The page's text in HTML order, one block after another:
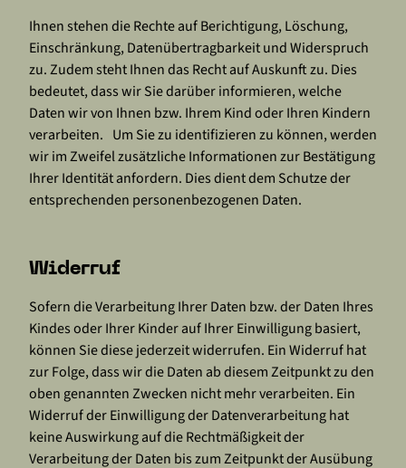
Ihnen stehen die Rechte auf Berichtigung, Löschung,
Einschränkung, Datenübertragbarkeit und Widerspruch
zu. Zudem steht Ihnen das Recht auf Auskunft zu. Dies
bedeutet, dass wir Sie darüber informieren, welche
Daten wir von Ihnen bzw. Ihrem Kind oder Ihren Kindern
verarbeiten. Um Sie zu identifizieren zu können, werden
wir im Zweifel zusätzliche Informationen zur Bestätigung
Ihrer Identität anfordern. Dies dient dem Schutze der
entsprechenden personenbezogenen Daten.
Widerruf
Sofern die Verarbeitung Ihrer Daten bzw. der Daten Ihres
Kindes oder Ihrer Kinder auf Ihrer Einwilligung basiert,
können Sie diese jederzeit widerrufen. Ein Widerruf hat
zur Folge, dass wir die Daten ab diesem Zeitpunkt zu den
oben genannten Zwecken nicht mehr verarbeiten. Ein
Widerruf der Einwilligung der Datenverarbeitung hat
keine Auswirkung auf die Rechtmäßigkeit der
Verarbeitung der Daten bis zum Zeitpunkt der Ausübung